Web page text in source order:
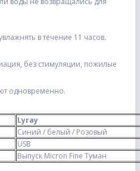
в течение 11 часов.
без стимуляции, пожилые
одновременно.
Lyray
Синий / белый / Розовый
USB
Выпуск Micron Fine Туман